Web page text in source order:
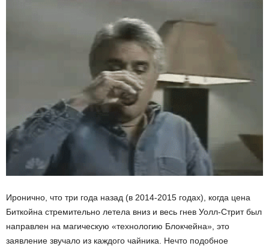
Иронично, что три года назад (в 2014-2015 годах), когда цена
Биткойна стремительно летела вниз и весь гнев Уолл-Стрит был
направлен на магическую «технологию Блокчейна», это
заявление звучало из каждого чайника. Нечто подобное